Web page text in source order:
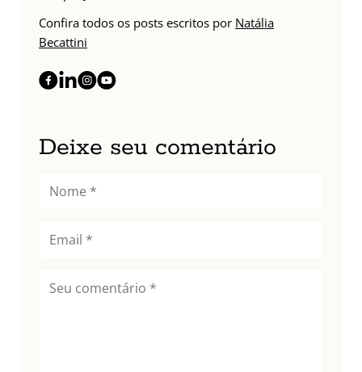
Confira todos os posts escritos por Natália
Becattini
Deixe seu comentário